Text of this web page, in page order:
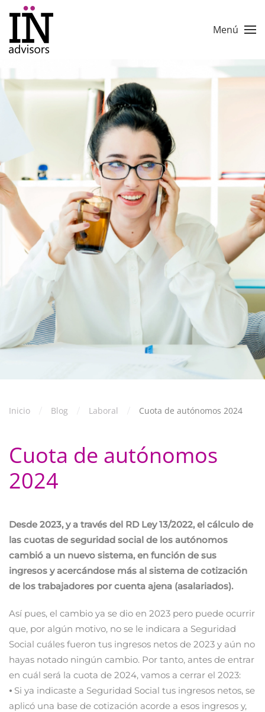
Skip to main content Menú
Inicio Blog Laboral Cuota de autónomos 2024
Cuota de autónomos
2024
Desde 2023, y a través del RD Ley 13/2022, el cálculo de
las cuotas de seguridad social de los autónomos
cambió a un nuevo sistema, en función de sus
ingresos y acercándose más al sistema de cotización
de los trabajadores por cuenta ajena (asalariados).
Así pues, el cambio ya se dio en 2023 pero puede ocurrir
que, por algún motivo, no se le indicara a Seguridad
Social cuáles fueron tus ingresos netos de 2023 y aún no
hayas notado ningún cambio. Por tanto, antes de entrar
en cuál será la cuota de 2024, vamos a cerrar el 2023:
⦁ Si ya indicaste a Seguridad Social tus ingresos netos, se
aplicó una base de cotización acorde a esos ingresos y,